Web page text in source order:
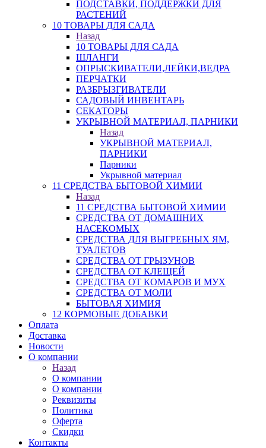
ПОДСТАВКИ, ПОДДЕРЖКИ ДЛЯ
РАСТЕНИЙ
10 ТОВАРЫ ДЛЯ САДА
Назад
10 ТОВАРЫ ДЛЯ САДА
ШЛАНГИ
ОПРЫСКИВАТЕЛИ,ЛЕЙКИ,ВЕДРА
ПЕРЧАТКИ
РАЗБРЫЗГИВАТЕЛИ
САДОВЫЙ ИНВЕНТАРЬ
СЕКАТОРЫ
УКРЫВНОЙ МАТЕРИАЛ, ПАРНИКИ
Назад
УКРЫВНОЙ МАТЕРИАЛ,
ПАРНИКИ
Парники
Укрывной материал
11 СРЕДСТВА БЫТОВОЙ ХИМИИ
Назад
11 СРЕДСТВА БЫТОВОЙ ХИМИИ
СРЕДСТВА ОТ ДОМАШНИХ
НАСЕКОМЫХ
СРЕДСТВА ДЛЯ ВЫГРЕБНЫХ ЯМ,
ТУАЛЕТОВ
СРЕДСТВА ОТ ГРЫЗУНОВ
СРЕДСТВА ОТ КЛЕЩЕЙ
СРЕДСТВА ОТ КОМАРОВ И МУХ
СРЕДСТВА ОТ МОЛИ
БЫТОВАЯ ХИМИЯ
12 КОРМОВЫЕ ДОБАВКИ
Оплата
Доставка
Новости
О компании
Назад
О компании
О компании
Реквизиты
Политика
Оферта
Скидки
Контакты